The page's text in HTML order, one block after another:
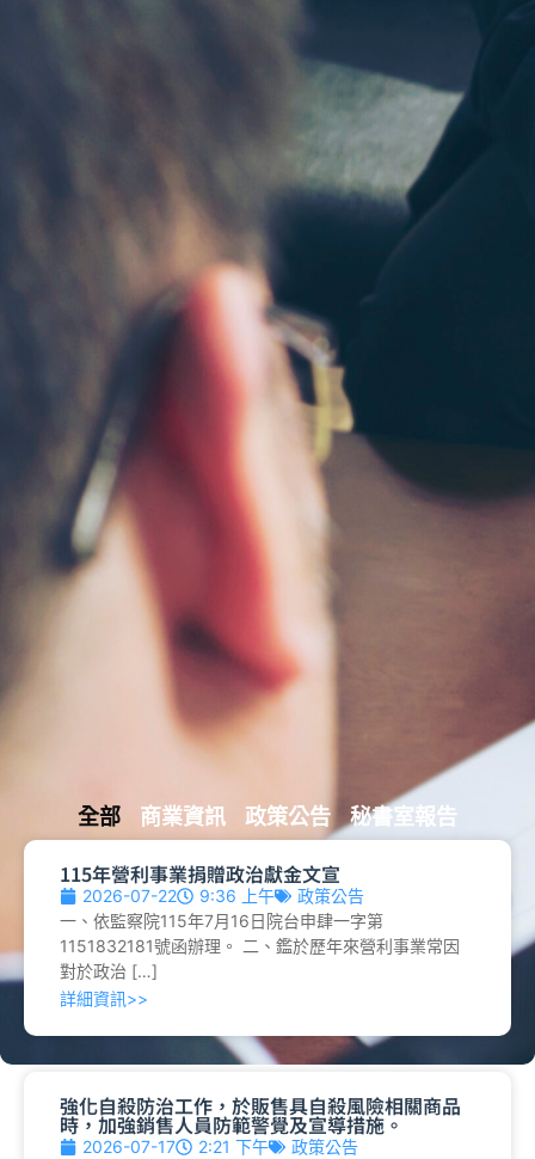
商業資訊 政策公告 秘書室報告
全部
115年營利事業捐贈政治獻金文宣
2026-07-22 9:36 上午
政策公告
一、依監察院115年7月16日院台申肆一字第
1151832181號函辦理。 二、鑑於歷年來營利事業常因
對於政治 […]
詳細資訊>>
強化自殺防治工作，於販售具自殺風險相關商品
時，加強銷售人員防範警覺及宣導措施。
2026-07-17 2:21 下午
政策公告